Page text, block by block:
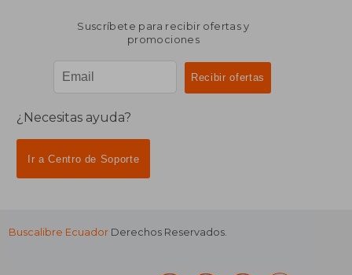
Suscríbete para recibir ofertas y
promociones
¿Necesitas ayuda?
Ir a Centro de Soporte
Buscalibre Ecuador Derechos Reservados.